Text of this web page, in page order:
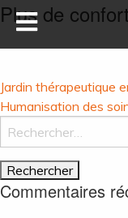
DEVENEZ MÉCÈNES
NOS PROJETS
ILS NOUS SOUTIENNENT
FAIRE UN DON
Plus de
Navigation
de
l’article
Jardin thérapeutique
Humanisation des
Rechercher :
Commentaires